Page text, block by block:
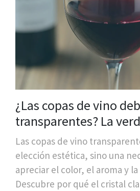
¿Las copas de vino
transparentes? La
te cuenta
Las copas de vino
elección estética, sino una
apreciar el color, el aroma y
Descubre por qué el cristal